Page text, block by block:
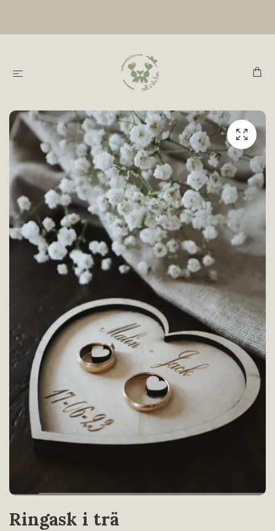
Ringask i trä